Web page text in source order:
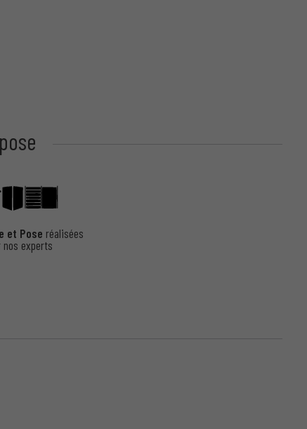
et Pose réalisées
nos experts